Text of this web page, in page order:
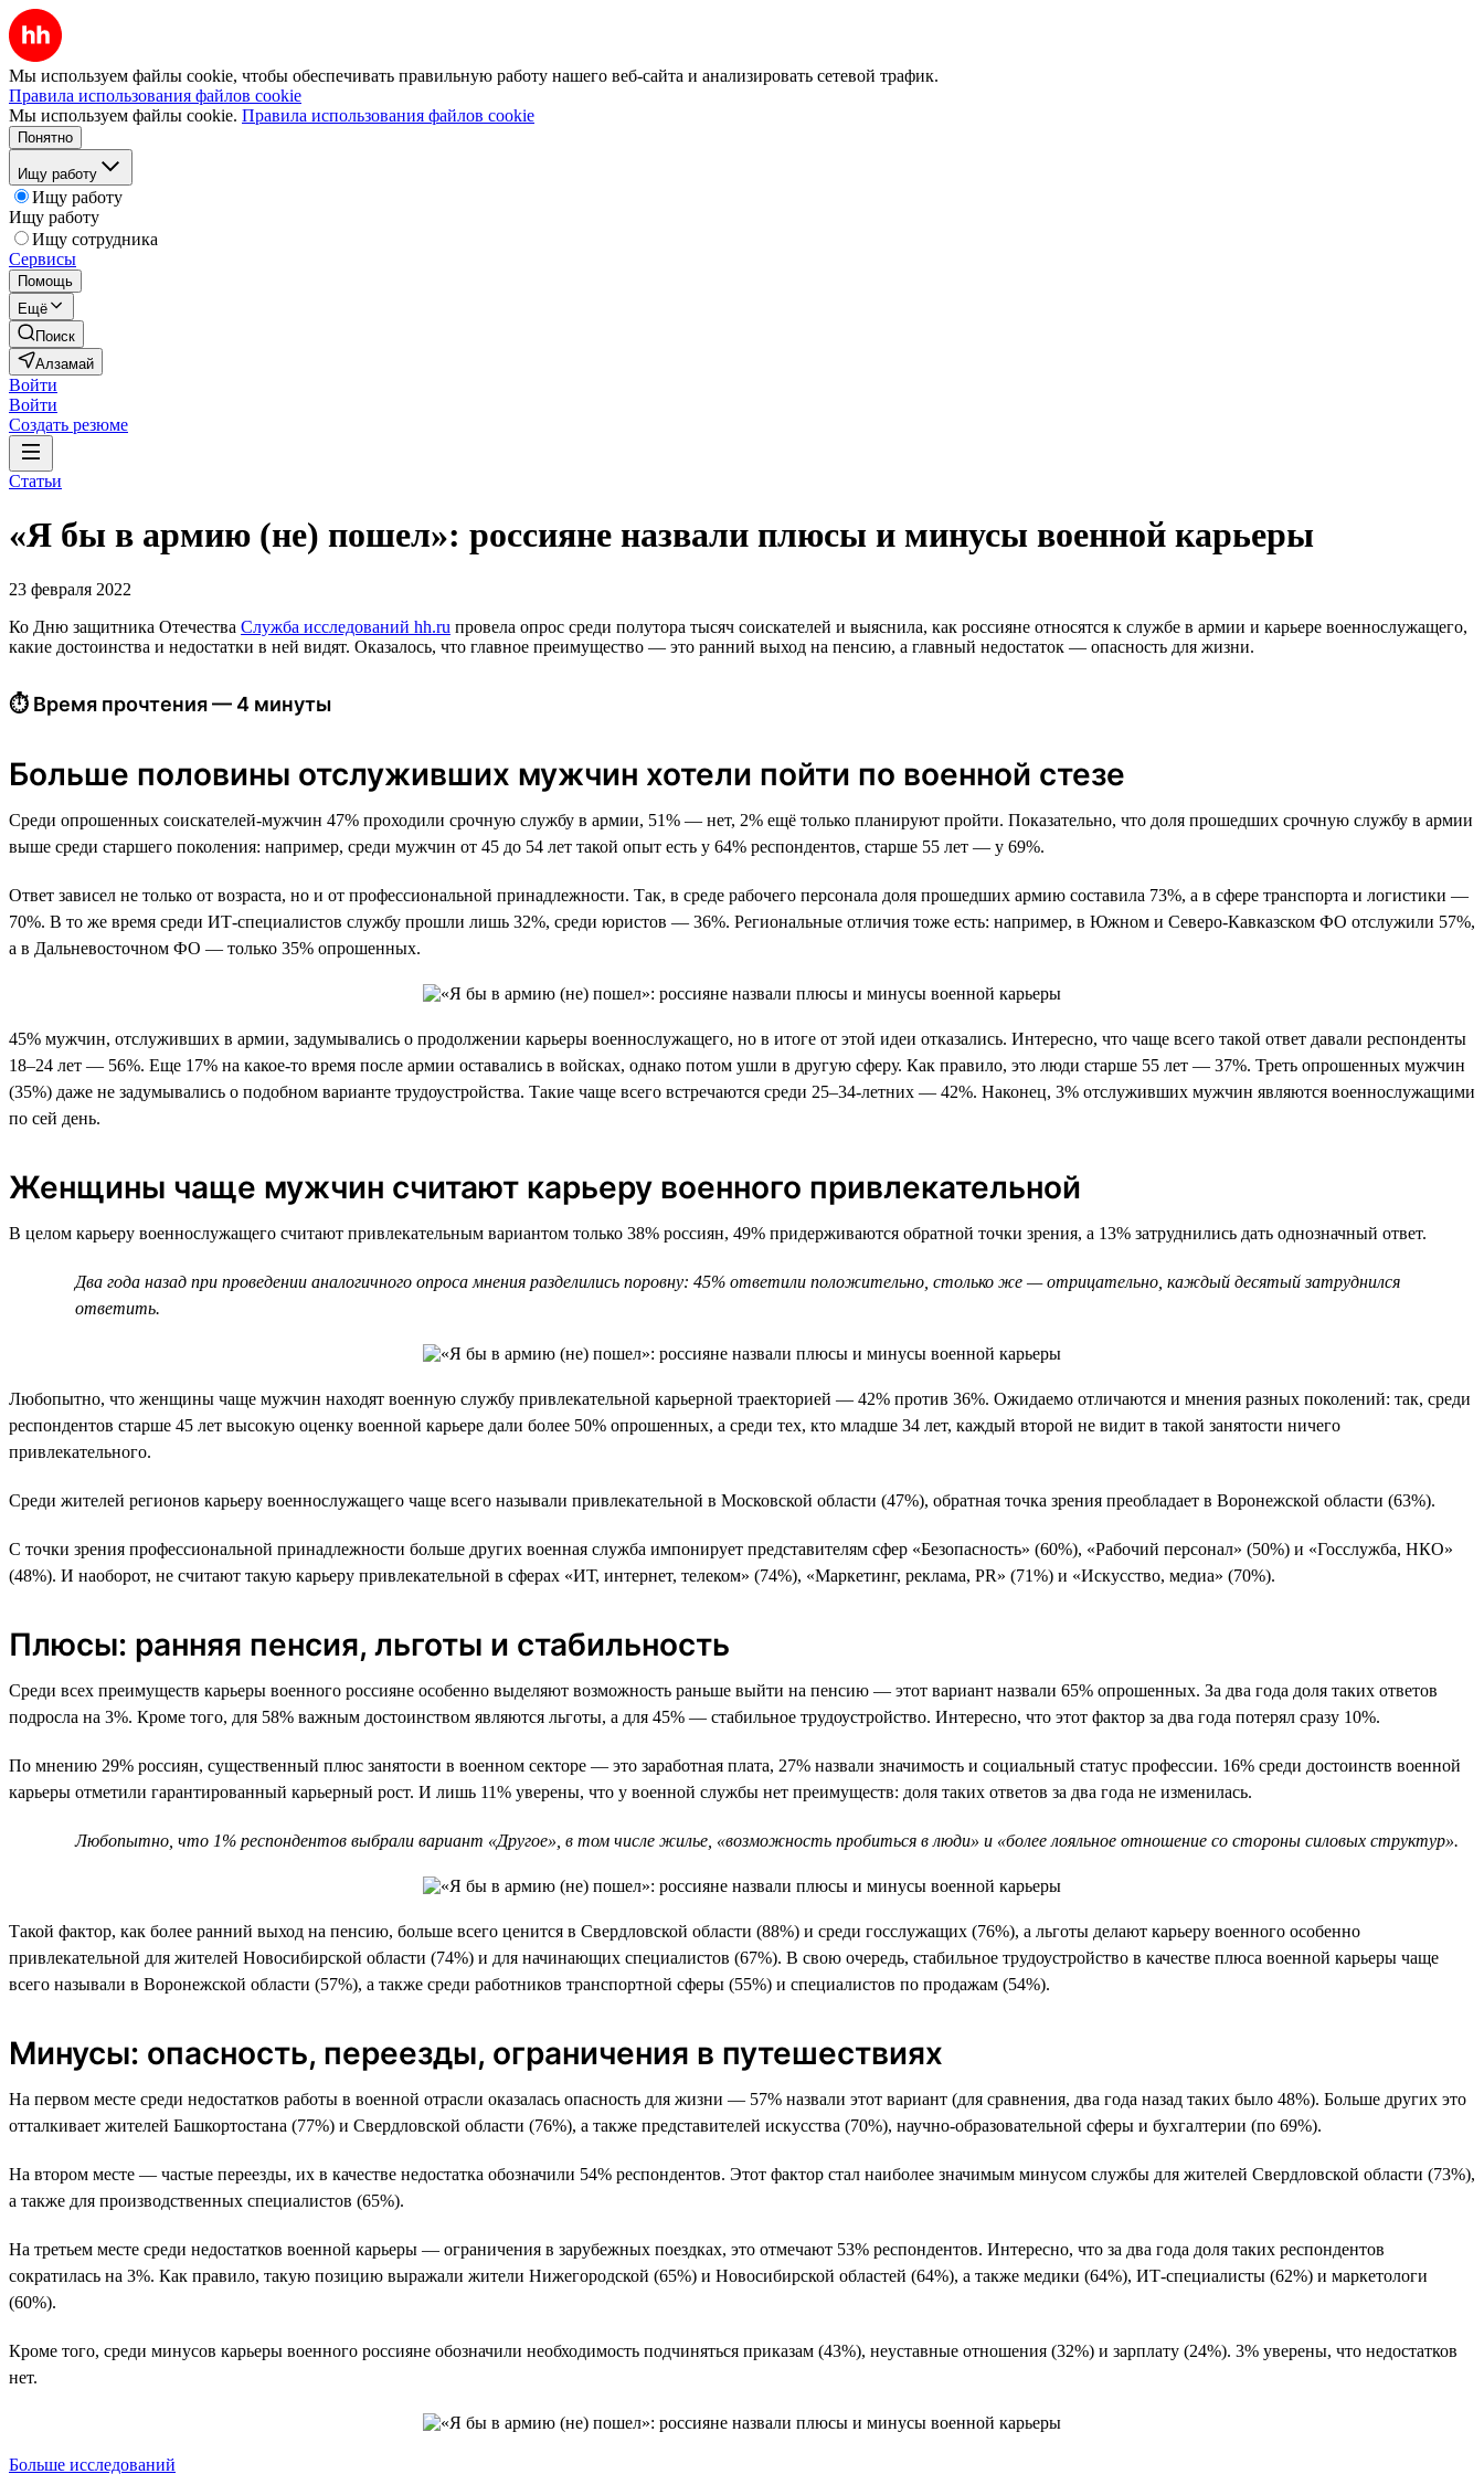
Мы используем файлы cookie, чтобы обеспечивать правильную работу нашего веб-сайта и анализировать сетевой трафик.
Правила использования файлов cookie
Мы используем файлы cookie. Правила использования файлов cookie
Понятно
Ищу работу
Ищу работу
Ищу работу
Ищу сотрудника
Сервисы
Помощь
Ещё
Поиск
Алзамай
Войти
Войти
Создать резюме
Статьи
«Я бы в армию (не) пошел»: россияне назвали плюсы и минусы военной карьеры
23 февраля 2022
Ко Дню защитника Отечества Служба исследований hh.ru провела опрос среди полутора тысяч соискателей и выяснила, как россияне относятся к службе в армии и карьере военнослужащего,
какие достоинства и недостатки в ней видят. Оказалось, что главное преимущество — это ранний выход на пенсию, а главный недостаток — опасность для жизни.
⏱ Время прочтения — 4 минуты
Больше половины отслуживших мужчин хотели пойти по военной стезе
Среди опрошенных соискателей-мужчин 47% проходили срочную службу в армии, 51% — нет, 2% ещё только планируют пройти. Показательно, что доля прошедших срочную службу в армии
выше среди старшего поколения: например, среди мужчин от 45 до 54 лет такой опыт есть у 64% респондентов, старше 55 лет — у 69%.
Ответ зависел не только от возраста, но и от профессиональной принадлежности. Так, в среде рабочего персонала доля прошедших армию составила 73%, а в сфере транспорта и логистики —
70%. В то же время среди ИТ-специалистов службу прошли лишь 32%, среди юристов — 36%. Региональные отличия тоже есть: например, в Южном и Северо-Кавказском ФО отслужили 57%,
а в Дальневосточном ФО — только 35% опрошенных.
45% мужчин, отслуживших в армии, задумывались о продолжении карьеры военнослужащего, но в итоге от этой идеи отказались. Интересно, что чаще всего такой ответ давали респонденты
18–24 лет — 56%. Еще 17% на какое-то время после армии оставались в войсках, однако потом ушли в другую сферу. Как правило, это люди старше 55 лет — 37%. Треть опрошенных мужчин
(35%) даже не задумывались о подобном варианте трудоустройства. Такие чаще всего встречаются среди 25–34-летних — 42%. Наконец, 3% отслуживших мужчин являются военнослужащими
по сей день.
Женщины чаще мужчин считают карьеру военного привлекательной
В целом карьеру военнослужащего считают привлекательным вариантом только 38% россиян, 49% придерживаются обратной точки зрения, а 13% затруднились дать однозначный ответ.
Два года назад при проведении аналогичного опроса мнения разделились поровну: 45% ответили положительно, столько же — отрицательно, каждый десятый затруднился
ответить.
Любопытно, что женщины чаще мужчин находят военную службу привлекательной карьерной траекторией — 42% против 36%. Ожидаемо отличаются и мнения разных поколений: так, среди
респондентов старше 45 лет высокую оценку военной карьере дали более 50% опрошенных, а среди тех, кто младше 34 лет, каждый второй не видит в такой занятости ничего
привлекательного.
Среди жителей регионов карьеру военнослужащего чаще всего называли привлекательной в Московской области (47%), обратная точка зрения преобладает в Воронежской области (63%).
С точки зрения профессиональной принадлежности больше других военная служба импонирует представителям сфер «Безопасность» (60%), «Рабочий персонал» (50%) и «Госслужба, НКО»
(48%). И наоборот, не считают такую карьеру привлекательной в сферах «ИТ, интернет, телеком» (74%), «Маркетинг, реклама, PR» (71%) и «Искусство, медиа» (70%).
Плюсы: ранняя пенсия, льготы и стабильность
Среди всех преимуществ карьеры военного россияне особенно выделяют возможность раньше выйти на пенсию — этот вариант назвали 65% опрошенных. За два года доля таких ответов
подросла на 3%. Кроме того, для 58% важным достоинством являются льготы, а для 45% — стабильное трудоустройство. Интересно, что этот фактор за два года потерял сразу 10%.
По мнению 29% россиян, существенный плюс занятости в военном секторе — это заработная плата, 27% назвали значимость и социальный статус профессии. 16% среди достоинств военной
карьеры отметили гарантированный карьерный рост. И лишь 11% уверены, что у военной службы нет преимуществ: доля таких ответов за два года не изменилась.
Любопытно, что 1% респондентов выбрали вариант «Другое», в том числе жилье, «возможность пробиться в люди» и «более лояльное отношение со стороны силовых структур».
Такой фактор, как более ранний выход на пенсию, больше всего ценится в Свердловской области (88%) и среди госслужащих (76%), а льготы делают карьеру военного особенно
привлекательной для жителей Новосибирской области (74%) и для начинающих специалистов (67%). В свою очередь, стабильное трудоустройство в качестве плюса военной карьеры чаще
всего называли в Воронежской области (57%), а также среди работников транспортной сферы (55%) и специалистов по продажам (54%).
Минусы: опасность, переезды, ограничения в путешествиях
На первом месте среди недостатков работы в военной отрасли оказалась опасность для жизни — 57% назвали этот вариант (для сравнения, два года назад таких было 48%). Больше других это
отталкивает жителей Башкортостана (77%) и Свердловской области (76%), а также представителей искусства (70%), научно-образовательной сферы и бухгалтерии (по 69%).
На втором месте — частые переезды, их в качестве недостатка обозначили 54% респондентов. Этот фактор стал наиболее значимым минусом службы для жителей Свердловской области (73%),
а также для производственных специалистов (65%).
На третьем месте среди недостатков военной карьеры — ограничения в зарубежных поездках, это отмечают 53% респондентов. Интересно, что за два года доля таких респондентов
сократилась на 3%. Как правило, такую позицию выражали жители Нижегородской (65%) и Новосибирской областей (64%), а также медики (64%), ИТ-специалисты (62%) и маркетологи
(60%).
Кроме того, среди минусов карьеры военного россияне обозначили необходимость подчиняться приказам (43%), неуставные отношения (32%) и зарплату (24%). 3% уверены, что недостатков
нет.
Больше исследований